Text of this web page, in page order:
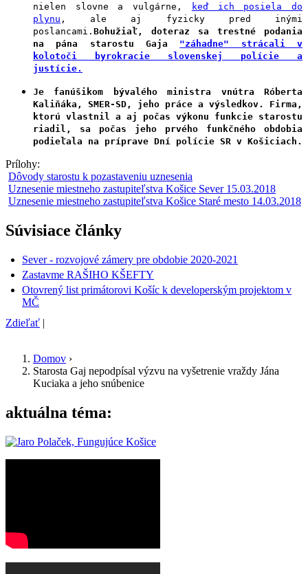
nielen slovne a vulgárne,
keď ich posiela do
plynu , ale aj fyzicky pred inými
poslancami. Bohužiaľ, doteraz sa trestné podania
na pána starostu Gaja "záhadne" strácali v
kolotoči byrokracie slovenskej polície a
justície.
Je fanúšikom bývalého ministra vnútra Róberta
Kaliňáka, SMER-SD, jeho práce a výsledkov. Firma,
ktorú vlastnil a aj počas výkonu funkcie starostu
riadil, sa počas jeho prvého funkčného obdobia
podieľala na príprave Dní polície SR v Košiciach.
Prílohy:
Dôvody starostu k pozastaveniu uznesenia
Uznesenie miestneho zastupiteľstva Košice Sever 15.03.2018
Uznesenie miestneho zastupiteľstva Košice Staré mesto 14.03.2018
Súvisiace články
Sever - rozvojové zámery pre obdobie 2020-2021
Zastavme RAŠIHO KŠEFTY
Otovrený list primátorovi Košíc k developerským projektom v
MČ
Zdieľať |
Nachádzate sa tu
Domov ›
Starosta Gaj nepodpísal výzvu na vyšetrenie vraždy Jána
Kuciaka a jeho snúbenice
aktuálna téma: